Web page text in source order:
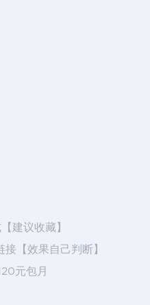
建议收藏】
【效果自己判断】
元包月